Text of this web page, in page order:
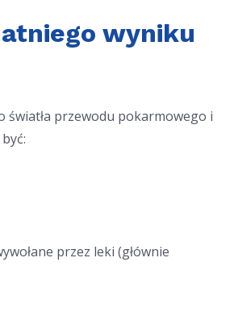
wyniku
światła przewodu pokarmowego i
przez leki (głównie